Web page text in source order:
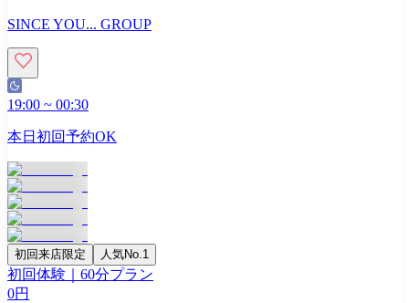
SINCE YOU... GROUP
19:00 ~ 00:30
本日初回予約OK
初回来店限定 人気No.1
初回体験｜60分プラン
0円